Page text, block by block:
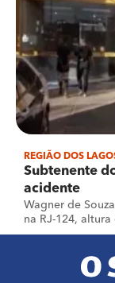
REGIÃO DOS
Subtenente
acidente
Wagner de
na RJ-124,